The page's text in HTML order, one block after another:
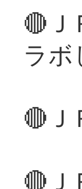
🔴Ｊ
ラ
🔴Ｊ
🔴Ｊ